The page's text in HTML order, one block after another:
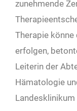
zunehmende
Therapie
erfolgen,
Leiterin der
Hämatologie